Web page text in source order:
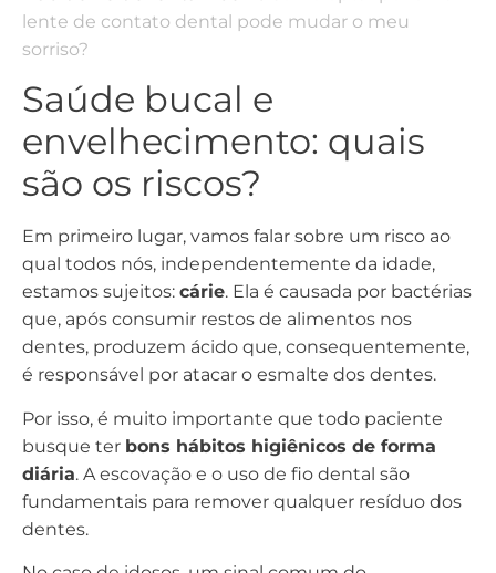
lente de contato dental pode mudar o meu
sorriso?
Saúde bucal e
envelhecimento: quais
são os riscos?
Em primeiro lugar, vamos falar sobre um risco ao
qual todos nós, independentemente da idade,
estamos sujeitos: cárie. Ela é causada por bactérias
que, após consumir restos de alimentos nos
dentes, produzem ácido que, consequentemente,
é responsável por atacar o esmalte dos dentes.
Por isso, é muito importante que todo paciente
busque ter bons hábitos higiênicos de forma
diária. A escovação e o uso de fio dental são
fundamentais para remover qualquer resíduo dos
dentes.